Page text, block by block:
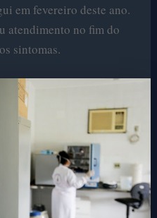
em fevereiro deste ano.
atendimento no fim do
sintomas.